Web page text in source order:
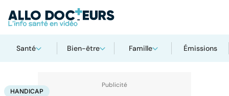
Santé Bien-être Famille Émissions
AccueilSanté Maladies
HANDICAP